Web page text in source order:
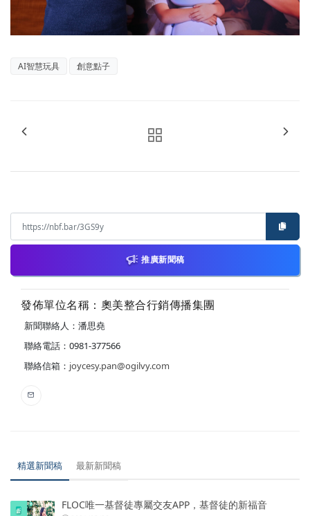
AI智慧玩具 創意點子
推廣新聞稿
發佈單位名稱：奧美整合行銷傳播集團
新聞聯絡人：潘思堯
聯絡電話：0981-377566
聯絡信箱： joycesy.pan@ogilvy.com
精選新聞稿 最新新聞稿
FLOC唯一基督徒專屬交友APP，基督徒的新福音